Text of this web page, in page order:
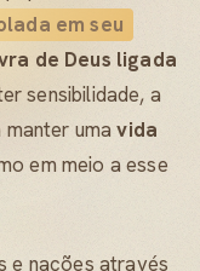
em seu
de Deus ligada
sensibilidade, a
manter umavida
em meio a esse
e nações através